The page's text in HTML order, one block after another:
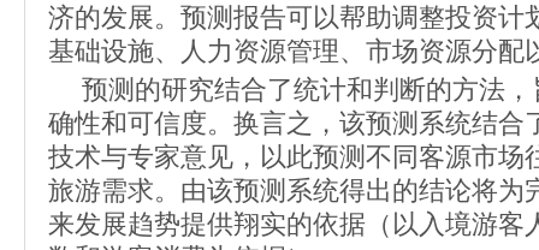
济的发展。预测报告可以帮助调整投资计
基础设施、人力资源管理、市场资源分配
预测的研究结合了统计和判断的方法
确性和可信度。换言之，该预测系统结合
技术与专家意见，以此预测不同客源市场
旅游需求。由该预测系统得出的结论将为
来发展趋势提供翔实的依据（以入境游客